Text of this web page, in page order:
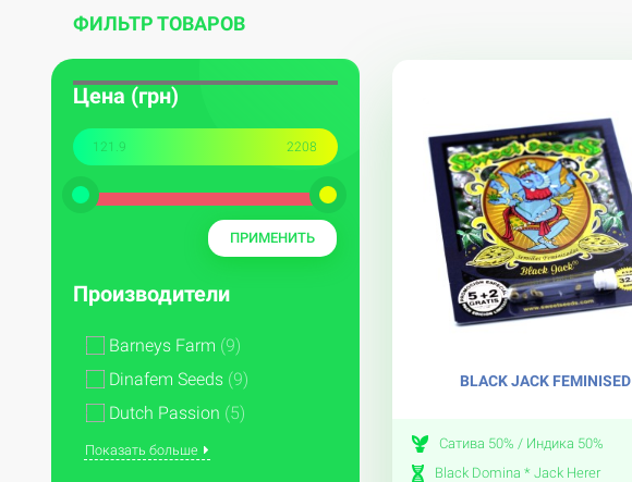
ФИЛЬТР ТОВАРОВ
Цена (грн)
Производители
Barneys Farm (9)
Dinafem Seeds (9)
Dutch Passion (5)
Показать больше
BLACK JACK FEMINISED
Сатива 50% / Индика 50%
Black Domina * Jack Herer